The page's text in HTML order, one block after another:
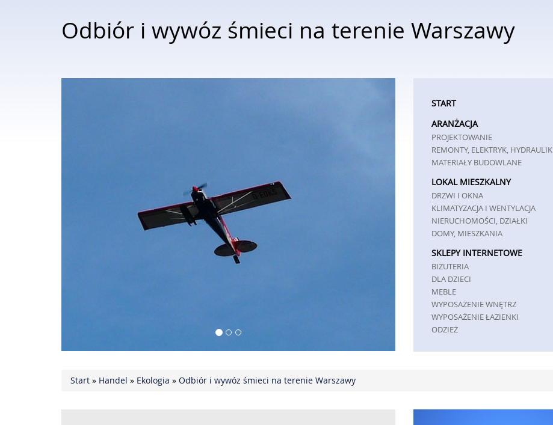
Odbiór i wywóz śmieci na terenie Warszawy
START
ARANŻACJA
PROJEKTOWANIE
REMONTY, ELEKTRYK, HYDRAULIK
MATERIAŁY BUDOWLANE
LOKAL MIESZKALNY
DRZWI I OKNA
KLIMATYZACJA I WENTYLACJA
NIERUCHOMOŚCI, DZIAŁKI
DOMY, MIESZKANIA
SKLEPY INTERNETOWE
BIŻUTERIA
DLA DZIECI
MEBLE
WYPOSAŻENIE WNĘTRZ
WYPOSAŻENIE ŁAZIENKI
ODZIEŻ
ELEKTRONIKA, RTV, AGD
Start » Handel » Ekologia » Odbiór i wywóz śmieci na terenie Warszawy